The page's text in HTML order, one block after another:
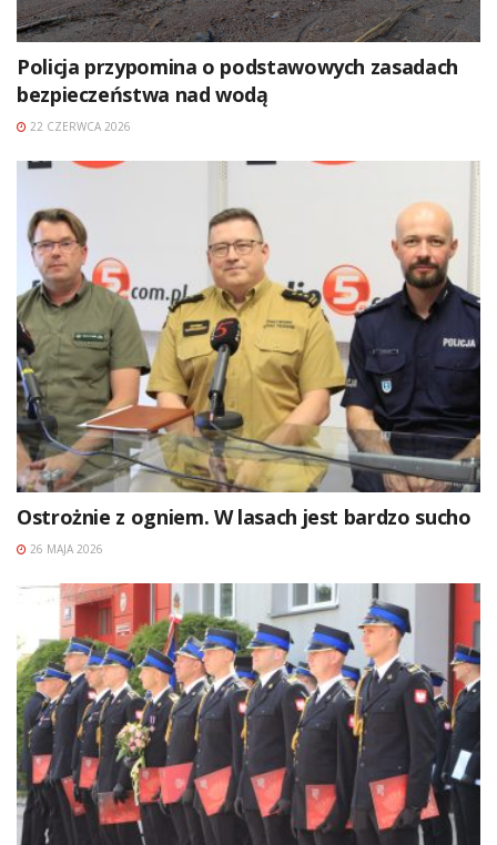
Policja przypomina o podstawowych zasadach
bezpieczeństwa nad wodą
22 CZERWCA 2026
Ostrożnie z ogniem. W lasach jest bardzo sucho
26 MAJA 2026